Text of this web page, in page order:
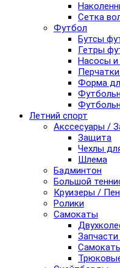
Сетка
Футбол
Бутсы
Гетры
Насосы и
Форма
Летний спорт
Акссесуары /
Защита
Чехлы
Шлема
Бадминтон
Большой
Круизеры /
Ролики
Самокаты